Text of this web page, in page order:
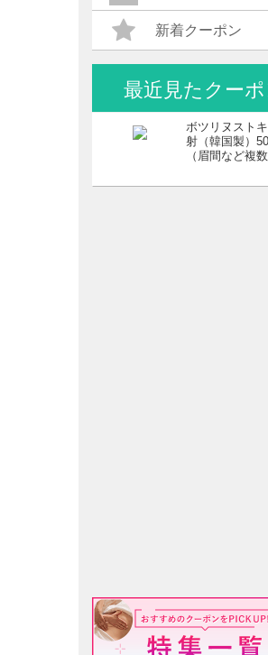
新着クーポン
最近見たクーポ
ボツリヌスト
射（韓国製）
（眉間など複
可）※初診料
ート可